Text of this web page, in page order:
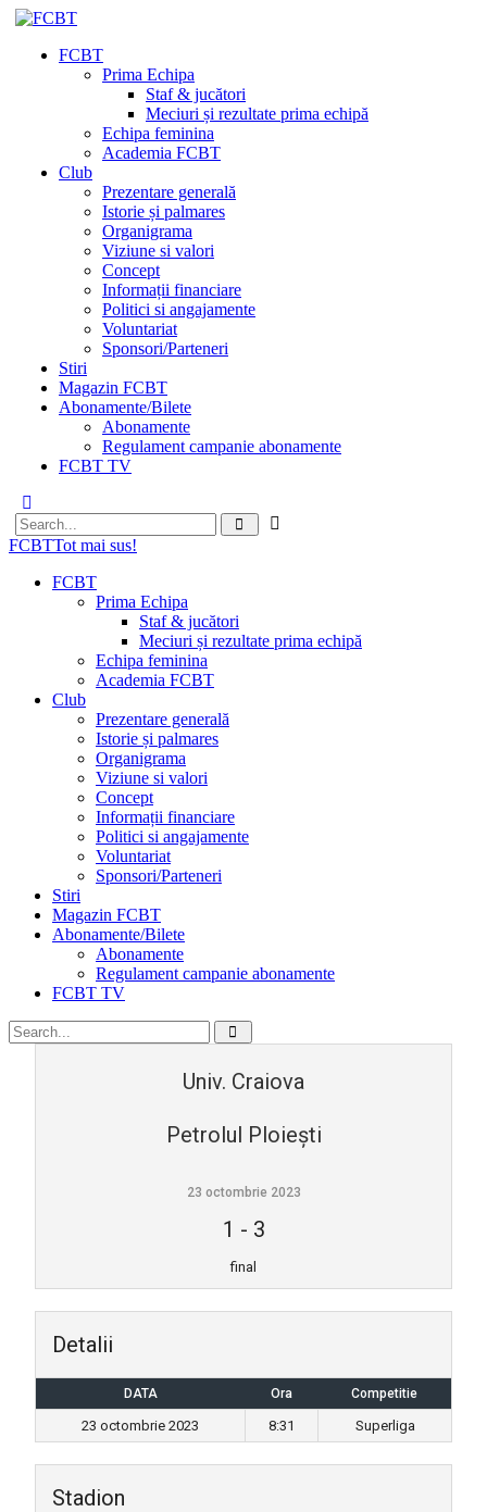
FCBT
Prima Echipa
Staf & jucători
Meciuri și rezultate prima echipă
Echipa feminina
Academia FCBT
Club
Prezentare generală
Istorie și palmares
Organigrama
Viziune si valori
Concept
Informații financiare
Politici si angajamente
Voluntariat
Sponsori/Parteneri
Stiri
Magazin FCBT
Abonamente/Bilete
Abonamente
Regulament campanie abonamente
FCBT TV
FCBTTot mai sus!
FCBT
Prima Echipa
Staf & jucători
Meciuri și rezultate prima echipă
Echipa feminina
Academia FCBT
Club
Prezentare generală
Istorie și palmares
Organigrama
Viziune si valori
Concept
Informații financiare
Politici si angajamente
Voluntariat
Sponsori/Parteneri
Stiri
Magazin FCBT
Abonamente/Bilete
Abonamente
Regulament campanie abonamente
FCBT TV
Univ. Craiova
Petrolul Ploiești
23 octombrie 2023
1 - 3
final
Detalii
DATA Ora Competitie
23 octombrie 2023 8:31 Superliga
Stadion